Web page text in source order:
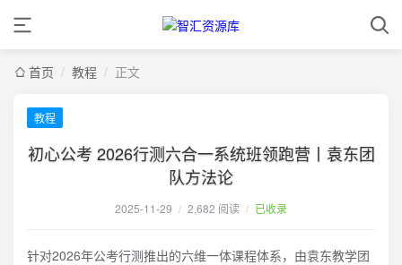
首页 / 教程 / 正文
教程
初心公考 2026行测六合一系统班领跑营丨袁东团
队方法论
2025-11-29 / 2,682 阅读 / 已收录
针对2026年公考行测推出的六维一体课程体系，由袁东教学团